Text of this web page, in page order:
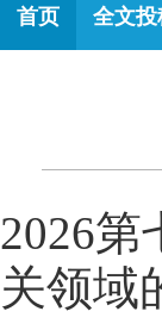
首页 全文投
2026第
关领域